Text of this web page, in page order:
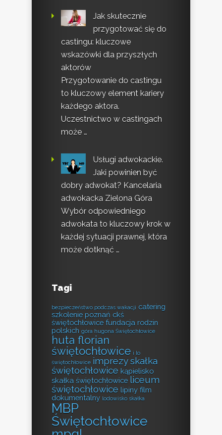
Jak skutecznie
przygotować się do
castingu: kluczowe
wskazówki dla przyszłych
aktorów
Przygotowanie do castingu
to kluczowy element kariery
każdego aktora.
Uczestnictwo w castingach
może …
Usługi adwokackie.
Jaki powinien być
dobry adwokat? Kancelaria
adwokacka Zielona Góra
Wybór odpowiedniego
adwokata to kluczowy krok w
każdej sytuacji prawnej, która
może dotknąć …
Tagi
bezpieczeństwo podczas wakacji catering
szkolenie poznań ckś
świętochłowice fundacja rodzin
polskich góra hugona Świętochłowice
huta florian
świętochłowice i lo
świętochłowice imprezy skałka
świętochłowice kąpielisko
skałka świętochłowice liceum
świętochłowice lipiny film
dokumentalny lodowisko skałka
MBP
Świętochłowice